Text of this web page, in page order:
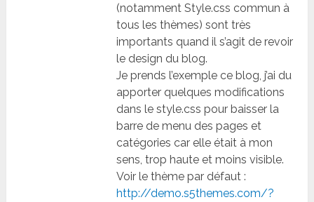
(notamment Style.css commun à
tous les thèmes) sont très
importants quand il s’agit de revoir
le design du blog.
Je prends l’exemple ce blog, j’ai du
apporter quelques modifications
dans le style.css pour baisser la
barre de menu des pages et
catégories car elle était à mon
sens, trop haute et moins visible.
Voir le thème par défaut :
http://demo.s5themes.com/?